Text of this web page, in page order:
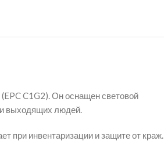
C1G2). Он оснащен световой
и выходящих людей.
при инвентаризации и защите от краж.